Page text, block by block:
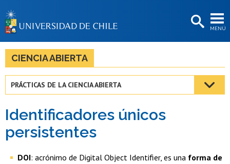
MENÚ
BIBLIOTECAS
LA UNIVERSIDAD
Estudiantes
Académicas/os
Funcionarias/os
Egresadas/os
CIENCIA ABIERTA
PRÁCTICAS DE LA CIENCIA ABIERTA
Identificadores únicos
persistentes
DOI: acrónimo de Digital Object Identifier, es una forma de